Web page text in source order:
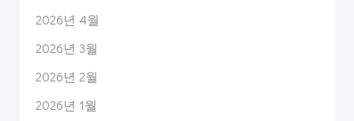
2026년 4월
2026년 3월
2026년 2월
2026년 1월